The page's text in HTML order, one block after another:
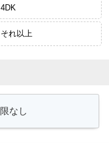
4DK
それ以上